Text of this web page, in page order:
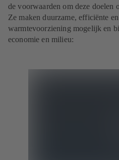
de voorwaarden om deze doelen
Ze maken duurzame, efficiënte
warmtevoorziening mogelijk en
economie en milieu: